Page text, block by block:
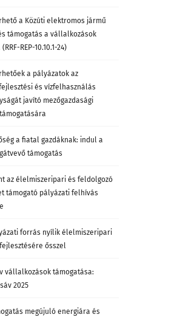
a Közúti elektromos jármű
támogatás a vállalkozások
REP-10.10.1-24)
a pályázatok az
és vízfelhasználás
javító mezőgazdasági
a fiatal gazdáknak: indul a
támogatás
az élelmiszeripari és feldolgozó
támogató pályázati felhívás
forrás nyílik élelmiszeripari
ősszel
vállalkozások támogatása:
2025
megújuló energiára és